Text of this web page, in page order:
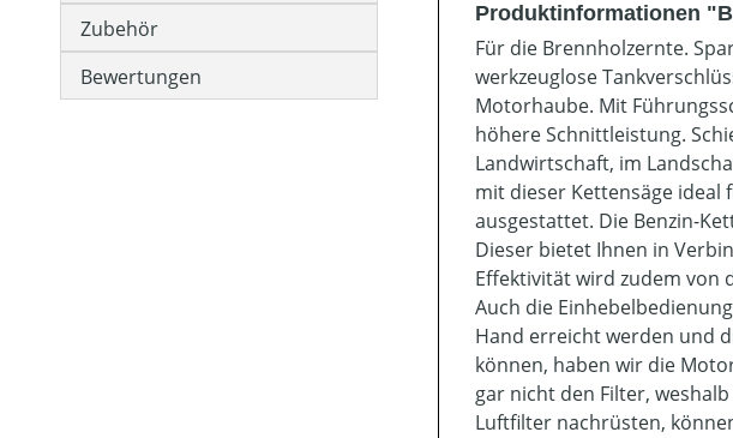
Zubehör
Bewertungen
Produktinformationen
Für die Brennholzernte.
werkzeuglose
Motorhaube. Mit
höhere Schnittleistung.
Landwirtschaft, im
mit dieser Kettensäge ideal
ausgestattet. Die Benzin-
Dieser bietet Ihnen in
Effektivität wird zudem von
Auch die
Hand erreicht werden und
können, haben wir die
gar nicht den Filter,
Luftfilter nachrüsten,